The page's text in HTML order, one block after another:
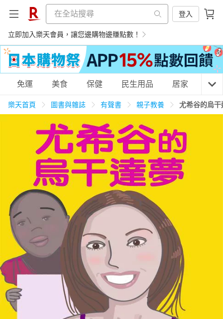
登入
立即加入樂天會員，讓您邊購物邊賺點數！
購物網分類
天天免運 美食蛋糕 養生保健 民生用品
居家生活 3C家電 運動休閒 親子玩具
女裝 男裝 化妝保養
日本購物 電子/紙本書
HOT
免運 美食 保健 民生用品 居家 3C
樂天首頁 圖書與雜誌 有聲書 親子教養 尤希谷的烏